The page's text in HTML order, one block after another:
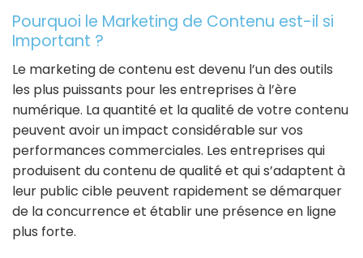
Pourquoi le Marketing de Contenu est-il si
Important ?
Le marketing de contenu est devenu l’un des outils
les plus puissants pour les entreprises à l’ère
numérique. La quantité et la qualité de votre contenu
peuvent avoir un impact considérable sur vos
performances commerciales. Les entreprises qui
produisent du contenu de qualité et qui s’adaptent à
leur public cible peuvent rapidement se démarquer
de la concurrence et établir une présence en ligne
plus forte.